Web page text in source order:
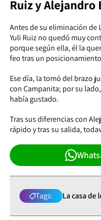
Ruiz y Alejandro
Antes de su eliminación de
Yuli Ruiz no quedó muy
porque según ella, él la
feo tras un
Ese día, la tomó del brazo
con Campanita; por su
había gustado.
Tras sus diferencias con
rápido y tras su salida,
Tags: La casa de